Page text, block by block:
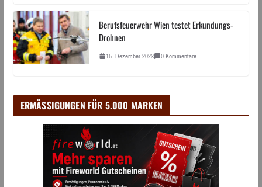
Berufsfeuerwehr Wien testet Erkundungs-
Drohnen
15. Dezember 2023 0 Kommentare
ERMÄSSIGUNGEN FÜR 5.000 MARKEN